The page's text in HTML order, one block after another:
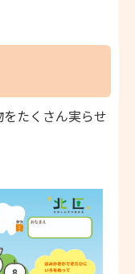
たくさん実らせ